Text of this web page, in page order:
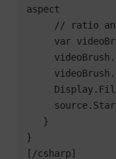
aspect
}
[/csharp]